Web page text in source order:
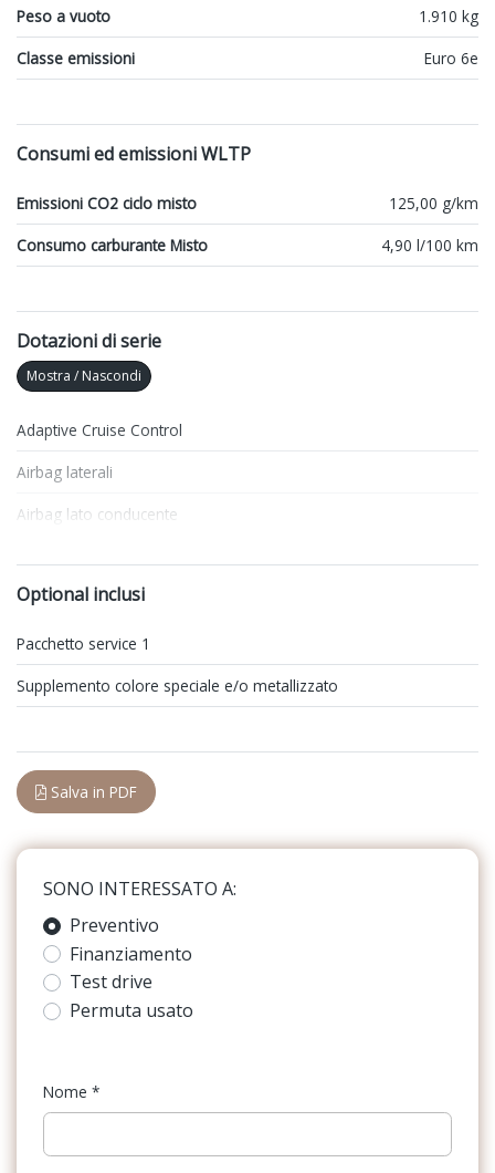
Peso a vuoto
1.910 kg
Classe emissioni
Euro 6e
Consumi ed emissioni WLTP
Emissioni CO2 ciclo misto
125,00 g/km
Consumo carburante Misto
4,90 l/100 km
Dotazioni di serie
Mostra / Nascondi
Adaptive Cruise Control
Airbag laterali
Airbag lato conducente
Apple Car Play e Android Auto
Assistente al parcheggio
Attacchi Isofix per seggiolini
Badge esterno identificativo
Bagagliaio apribile elettricamente
Bracciolo anteriore
Cerchi in lega
Chiave intelligente
Cielo
Climatizzatore
Fari a led
Optional inclusi
Pacchetto service 1
Supplemento colore speciale e/o metallizzato
Salva in PDF
SONO INTERESSATO A:
Preventivo
Finanziamento
Test drive
Permuta usato
Nome *